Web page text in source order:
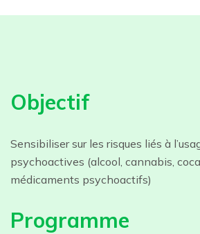
Objectif
Sensibiliser sur les risques liés à
psychoactives (alcool, cannabis,
médicaments psychoactifs)
Programme